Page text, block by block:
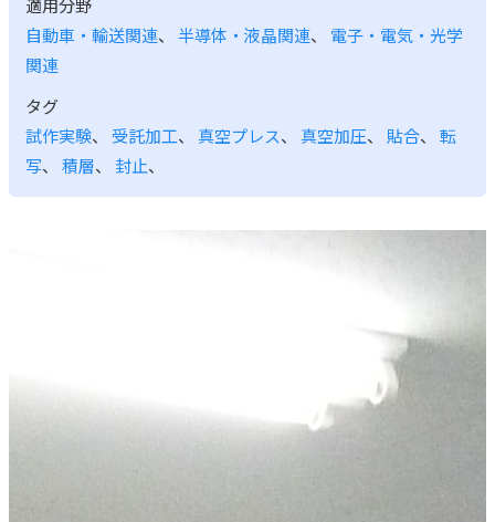
適用分野
自動車・輸送関連、 半導体・液晶関連、 電子・電気・光学
関連
タグ
試作実験、 受託加工、 真空プレス、 真空加圧、 貼合、 転
写、 積層、 封止、